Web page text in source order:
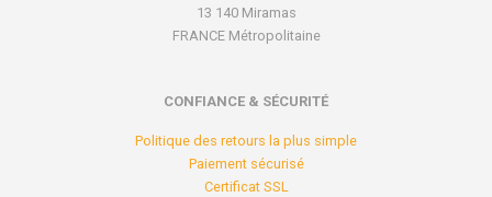
13 140 Miramas
FRANCE Métropolitaine
CONFIANCE & SÉCURITÉ
Politique des retours la plus simple
Paiement sécurisé
Certificat SSL